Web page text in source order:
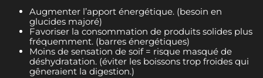
Augmenter l’apport énergétique. (besoin en
glucides majoré)
Favoriser la consommation de produits solides plus
fréquemment. (barres énergétiques)
Moins de sensation de soif = risque masqué de
déshydratation. (éviter les boissons trop froides qui
gêneraient la digestion.)